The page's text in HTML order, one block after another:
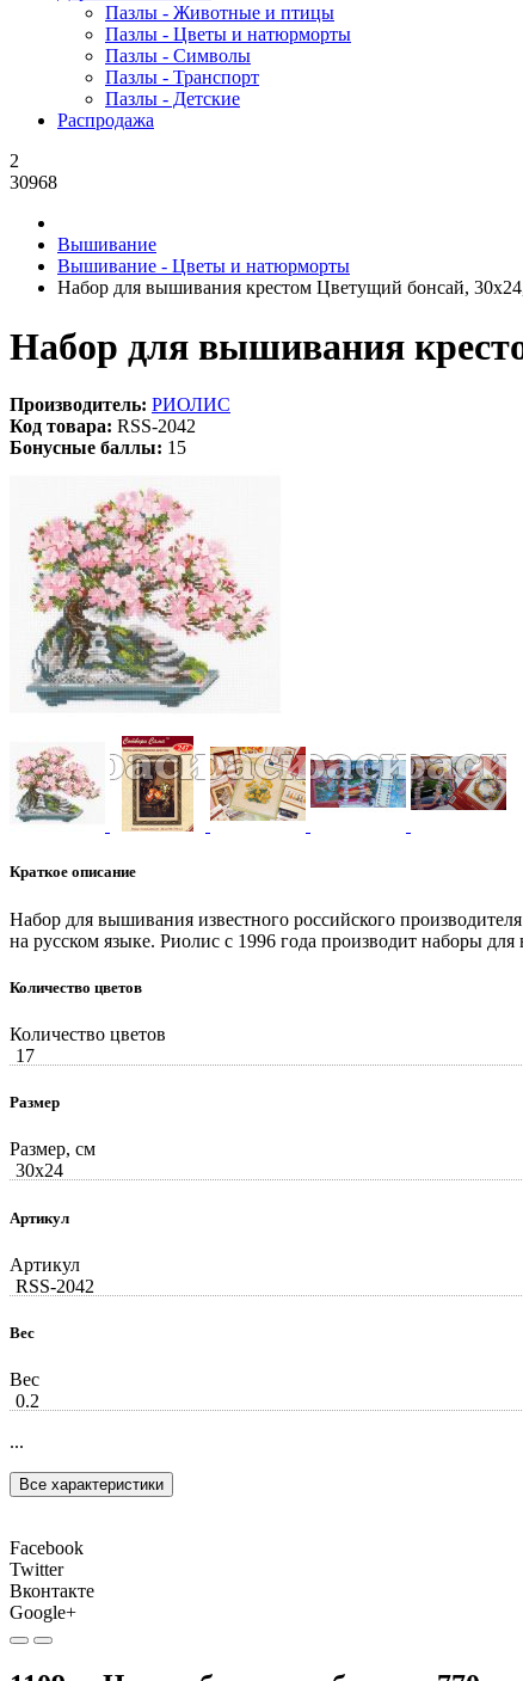
Пазлы - Животные и птицы
Пазлы - Цветы и натюрморты
Пазлы - Символы
Пазлы - Транспорт
Пазлы - Детские
Распродажа
2
30968
Вышивание
Вышивание - Цветы и натюрморты
Набор для вышивания крестом Цветущий бонсай,
Набор для вышивания
Производитель: РИОЛИС
Код товара: RSS-2042
Бонусные баллы: 15
Краткое описание
Набор для вышивания известного российского
на русском языке. Риолис с 1996 года производит наборы
Количество цветов
Количество цветов
17
Размер
Размер, см
30x24
Артикул
Артикул
RSS-2042
Вес
Вес
0.2
...
Все характеристики
Facebook
Twitter
Вконтакте
Google+